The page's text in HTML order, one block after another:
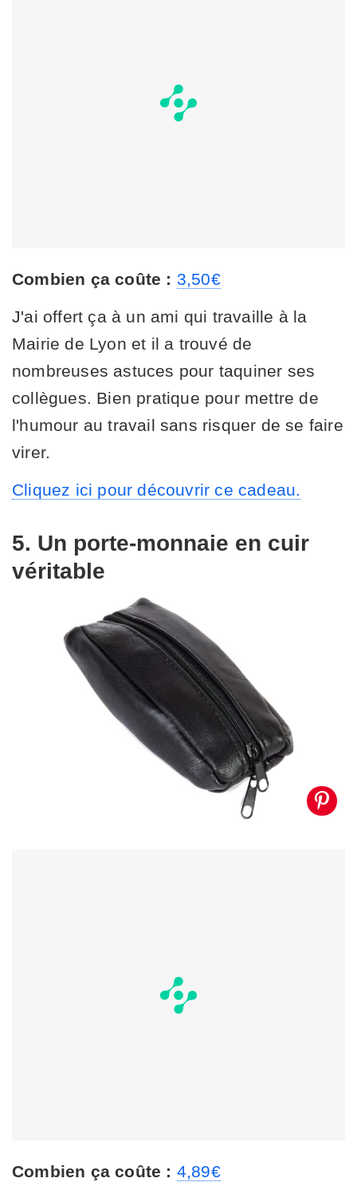
Combien ça coûte : 3,50€
J'ai offert ça à un ami qui travaille à la
Mairie de Lyon et il a trouvé de
nombreuses astuces pour taquiner ses
collègues. Bien pratique pour mettre de
l'humour au travail sans risquer de se faire
virer.
Cliquez ici pour découvrir ce cadeau.
5. Un porte-monnaie en cuir
véritable
Combien ça coûte : 4,89€